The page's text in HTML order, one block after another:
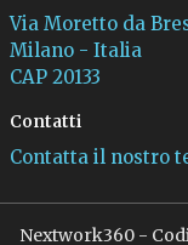
Via Moretto da
Milano - Italia
CAP 20133
Contatti
Contatta il nostro
Nextwork360 -